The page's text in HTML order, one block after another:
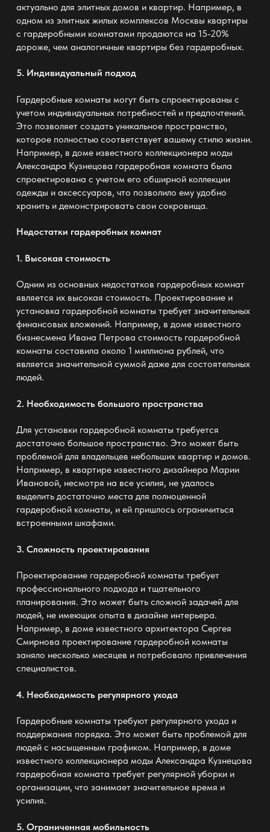
актуально для элитных домов и квартир. Например, в
одном из элитных жилых комплексов Москвы квартиры
с гардеробными комнатами продаются на 15-20%
дороже, чем аналогичные квартиры без гардеробных.
5. Индивидуальный подход
Гардеробные комнаты могут быть спроектированы с
учетом индивидуальных потребностей и предпочтений.
Это позволяет создать уникальное пространство,
которое полностью соответствует вашему стилю жизни.
Например, в доме известного коллекционера моды
Александра Кузнецова гардеробная комната была
спроектирована с учетом его обширной коллекции
одежды и аксессуаров, что позволило ему удобно
хранить и демонстрировать свои сокровища.
Недостатки гардеробных комнат
1. Высокая стоимость
Одним из основных недостатков гардеробных комнат
является их высокая стоимость. Проектирование и
установка гардеробной комнаты требует значительных
финансовых вложений. Например, в доме известного
бизнесмена Ивана Петрова стоимость гардеробной
комнаты составила около 1 миллиона рублей, что
является значительной суммой даже для состоятельных
людей.
2. Необходимость большого пространства
Для установки гардеробной комнаты требуется
достаточно большое пространство. Это может быть
проблемой для владельцев небольших квартир и домов.
Например, в квартире известного дизайнера Марии
Ивановой, несмотря на все усилия, не удалось
выделить достаточно места для полноценной
гардеробной комнаты, и ей пришлось ограничиться
встроенными шкафами.
3. Сложность проектирования
Проектирование гардеробной комнаты требует
профессионального подхода и тщательного
планирования. Это может быть сложной задачей для
людей, не имеющих опыта в дизайне интерьера.
Например, в доме известного архитектора Сергея
Смирнова проектирование гардеробной комнаты
заняло несколько месяцев и потребовало привлечения
специалистов.
4. Необходимость регулярного ухода
Гардеробные комнаты требуют регулярного ухода и
поддержания порядка. Это может быть проблемой для
людей с насыщенным графиком. Например, в доме
известного коллекционера моды Александра Кузнецова
гардеробная комната требует регулярной уборки и
организации, что занимает значительное время и
усилия.
5. Ограниченная мобильность